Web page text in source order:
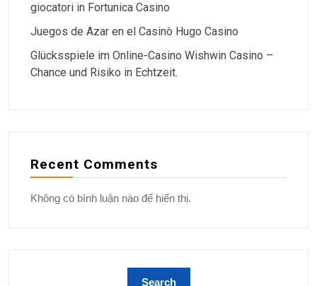
giocatori in Fortunica Casino
Juegos de Azar en el Casinò Hugo Casino
Glücksspiele im Online-Casino Wishwin Casino –
Chance und Risiko in Echtzeit.
Recent Comments
Không có bình luận nào để hiển thị.